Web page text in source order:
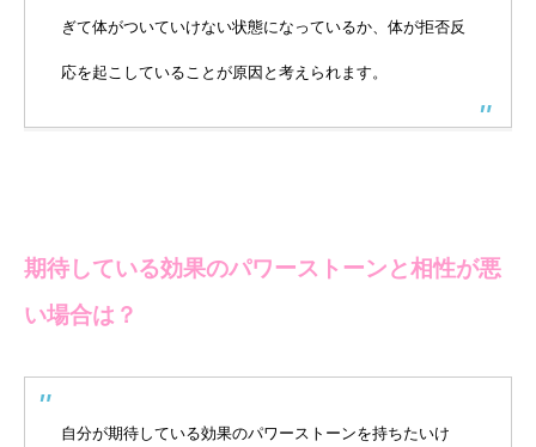
ぎて体がついていけない状態になっているか、体が拒否反
応を起こしていることが原因と考えられます。
期待している効果のパワーストーンと相性が悪
い場合は？
自分が期待している効果のパワーストーンを持ちたいけ